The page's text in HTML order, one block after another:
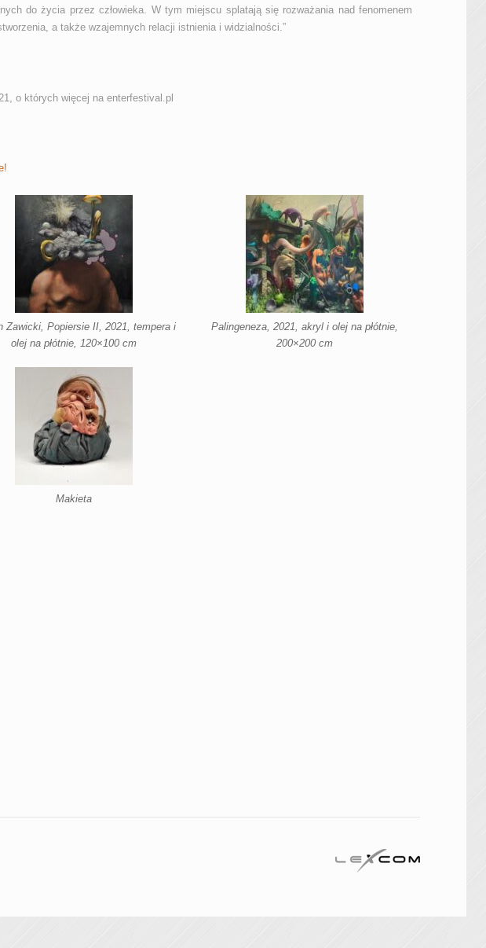
do życia przez człowieka. W tym miejscu splatają się rozważania nad fenomenem
a także wzajemnych relacji istnienia i widzialności.”
o których więcej na enterfestival.pl
Zawicki, Popiersie II, 2021, tempera i
olej na płótnie, 120×100 cm
Palingeneza, 2021, akryl i olej na płótnie,
200×200 cm
Makieta